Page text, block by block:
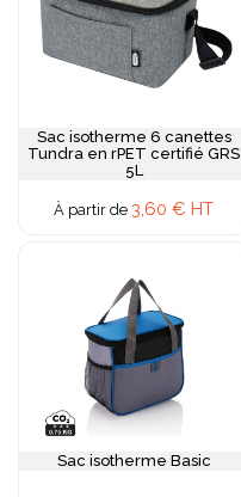
Sac isotherme 6 canettes
Tundra en rPET certifié GRS
5L
À partir de 3,60 € HT
Sac isotherme Basic